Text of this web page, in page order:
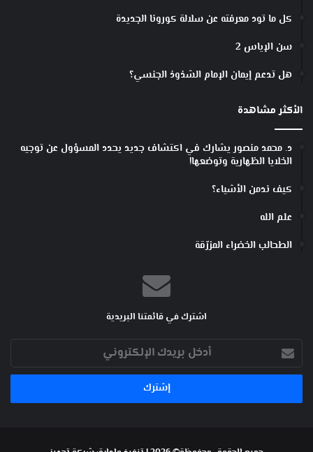
كل ما تود معرفته عن سلالة كورونا الجديدة
سن الإياس 2
هل تدعم إيمان الإمام الشذوذ الجنسي؟
الأكثر مشاهدة
د. محمد منصور يشارك في اكتشاف جديد يحدد المسؤول عن توجيه
الخلايا الظهارية وتوضعها!
كيف ندمن الأشياء؟
علم الله
الطحالب الخضراء المزرّقة
اشترك في قائمتنا البريدية
أدخل
بريدك
الإلكتروني